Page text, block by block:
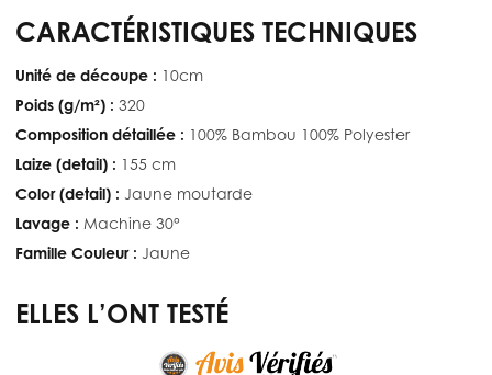
CARACTÉRISTIQUES TECHNIQUES
Unité de découpe : 10cm
Poids (g/m²) : 320
Composition détaillée : 100% Bambou 100% Polyester
Laize (detail) : 155 cm
Color (detail) : Jaune moutarde
Lavage : Machine 30°
Famille Couleur : Jaune
ELLES L’ONT TESTÉ